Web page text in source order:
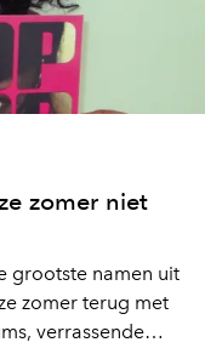
zomer niet
grootste namen uit
zomer terug met
verrassende